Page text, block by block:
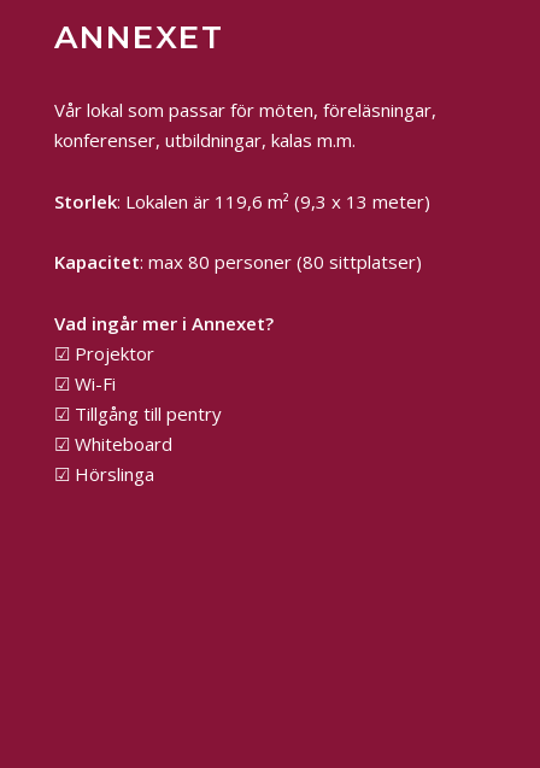
ANNEXET
Vår lokal som passar för möten, föreläsningar,
konferenser, utbildningar, kalas m.m.
Storlek: Lokalen är 119,6 m² (9,3 x 13 meter)
Kapacitet: max 80 personer (80 sittplatser)
Vad ingår mer i Annexet?
☑ Projektor
☑ Wi-Fi
☑ Tillgång till pentry
☑ Whiteboard
☑ Hörslinga